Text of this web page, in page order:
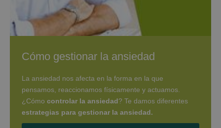
Cómo gestionar la ansiedad
La ansiedad nos afecta en la forma en la que
pensamos, reaccionamos físicamente y actuamos.
¿Cómo controlar la ansiedad? Te damos diferentes
estrategias para gestionar la ansiedad.